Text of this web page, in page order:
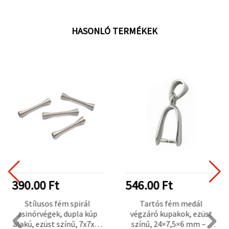
HASONLÓ TERMÉKEK
390.00 Ft
Stílusos fém spirál
zsinórvégek, dupla kúp
alakú, ezüst színű, 7x7x39
546.00 Ft
Tartós fém medál
végzáró kupakok, ezüst
színű, 24×7,5×6 mm – 5